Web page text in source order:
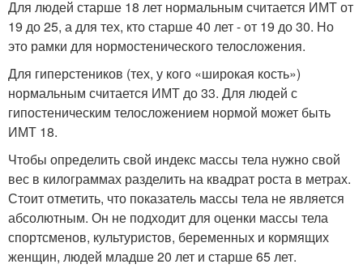
Для людей старше 18 лет нормальным считается ИМТ от
19 до 25, а для тех, кто старше 40 лет - от 19 до 30. Но
это рамки для нормостенического телосложения.
Для гиперстеников (тех, у кого «широкая кость»)
нормальным считается ИМТ до 33. Для людей с
гипостеническим телосложением нормой может быть
ИМТ 18.
Чтобы определить свой индекс массы тела нужно свой
вес в килограммах разделить на квадрат роста в метрах.
Стоит отметить, что показатель массы тела не является
абсолютным. Он не подходит для оценки массы тела
спортсменов, культуристов, беременных и кормящих
женщин, людей младше 20 лет и старше 65 лет.